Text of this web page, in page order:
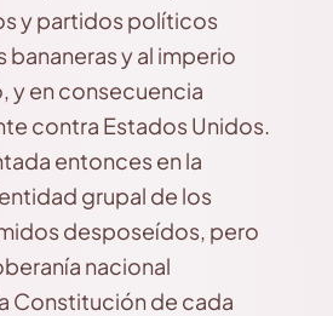
y partidos políticos
bananeras y al imperio
y en consecuencia
contra Estados Unidos.
entonces en la
grupal de los
desposeídos, pero
nacional
Constitución de cada